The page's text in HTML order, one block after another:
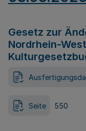
Gesetz zur
Nordrhein-
Seite 550